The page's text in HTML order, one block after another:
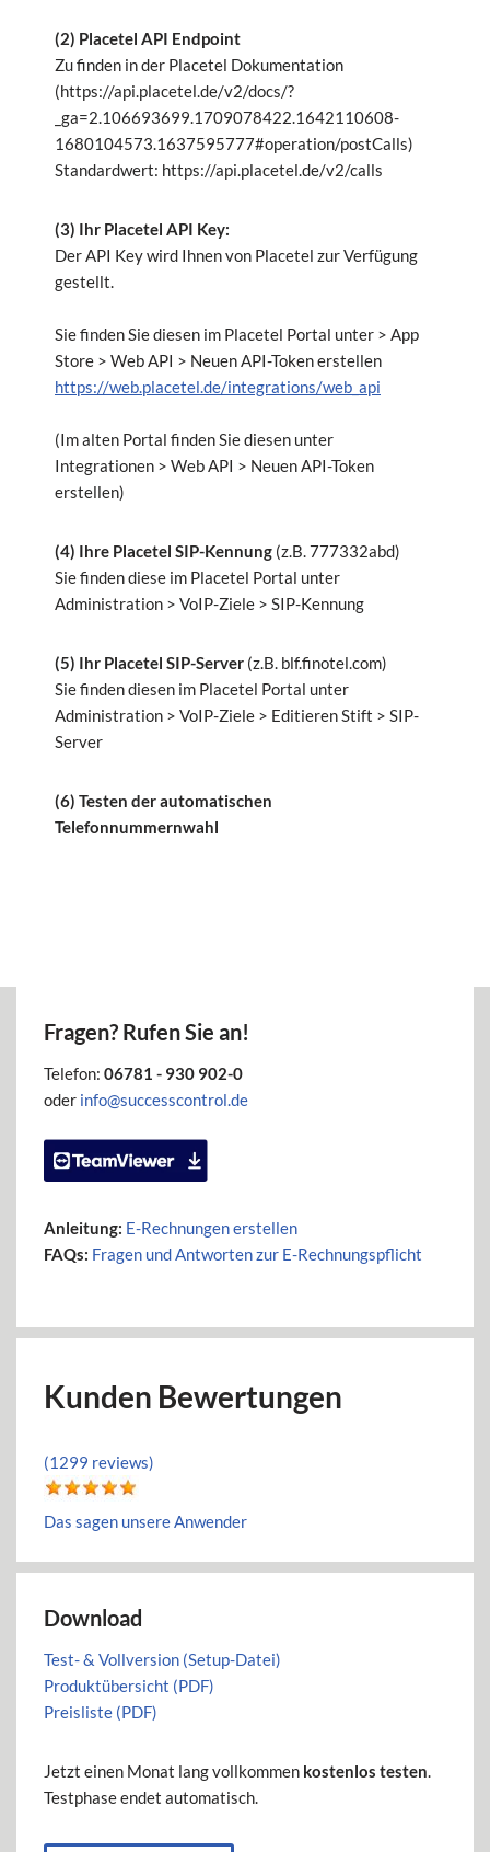
(2) Placetel API Endpoint
Zu finden in der Placetel Dokumentation
(https://api.placetel.de/v2/docs/?
_ga=2.106693699.1709078422.1642110608-
1680104573.1637595777#operation/postCalls)
Standardwert: https://api.placetel.de/v2/calls
(3) Ihr Placetel API Key:
Der API Key wird Ihnen von Placetel zur Verfügung
gestellt.
Sie finden Sie diesen im Placetel Portal unter > App
Store > Web API > Neuen API-Token erstellen
https://web.placetel.de/integrations/web_api
(Im alten Portal finden Sie diesen unter
Integrationen > Web API > Neuen API-Token
erstellen)
(4) Ihre Placetel SIP-Kennung (z.B. 777332abd)
Sie finden diese im Placetel Portal unter
Administration > VoIP-Ziele > SIP-Kennung
(5) Ihr Placetel SIP-Server (z.B. blf.finotel.com)
Sie finden diesen im Placetel Portal unter
Administration > VoIP-Ziele > Editieren Stift > SIP-
Server
(6) Testen der automatischen
Telefonnummernwahl
Fragen? Rufen Sie an!
Telefon: 06781 - 930 902-0
oder info@successcontrol.de
Anleitung: E-Rechnungen erstellen
FAQs: Fragen und Antworten zur E-Rechnungspflicht
Kunden Bewertungen
(1299 reviews)
Das sagen unsere Anwender
Download
Test- & Vollversion (Setup-Datei)
Produktübersicht (PDF)
Preisliste (PDF)
Jetzt einen Monat lang vollkommen kostenlos testen.
Testphase endet automatisch.